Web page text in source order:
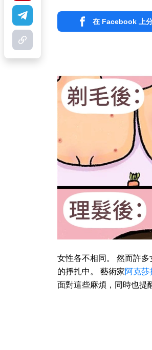
在 Facebook 上
女性各不相同。 然而許
的掙扎中。 藝術家阿克莎
面對這些麻煩，同時也提